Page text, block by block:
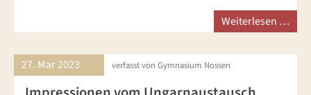
Weiterlesen …
27. Mar2023 verfasst von Gymnasium Nossen